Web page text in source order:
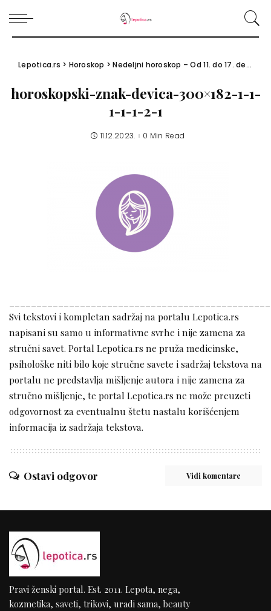
Lepotica.rs > Horoskop >Nedeljni horoskop – Od 11. do 17. decembra 2023.
horoskopski-znak-devica-300×182-1-1-
1-1-1-2-1
11.12.2023. 0 Min Read
Svi tekstovi i kompletan sadržaj na portalu Lepotica.rs
napisani su samo u informativne svrhe i nije zamena za
stručni savet. Portal Lepotica.rs ne pruža medicinske,
psihološke niti bilo koje stručne savete i sadržaj tekstova na
portalu ne predstavlja mišljenje autora i nije zamena za
stručno mišljenje, te portal Lepotica.rs ne može preuzeti
odgovornost za eventualnu štetu nastalu korišćenjem
informacija iz sadržaja tekstova.
Ostavi odgovor Vidi komentare
Pravi ženski portal. Est. 2011. Lepota, nega,
kozmetika, saveti, trikovi, uradi sama, beauty